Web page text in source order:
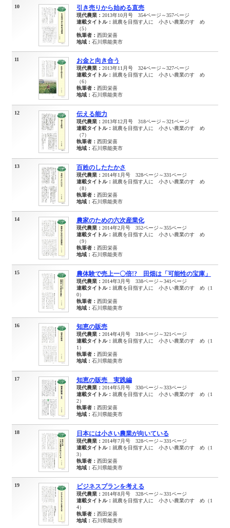
10 引き売りから始める直売
現代農業： 2013年10月号 354ページ～357ページ
連載タイトル： 就農を目指す人に 小さい農業のすゝめ
（5）
執筆者： 西田栄喜
地域： 石川県能美市
11 お金と向き合う
現代農業： 2013年11月号 324ページ～327ページ
連載タイトル： 就農を目指す人に 小さい農業のすゝめ
（6）
執筆者： 西田栄喜
地域： 石川県能美市
12 伝える能力
現代農業： 2013年12月号 318ページ～321ページ
連載タイトル： 就農を目指す人に 小さい農業のすゝめ
（7）
執筆者： 西田栄喜
地域： 石川県能美市
13 百姓のしたたかさ
現代農業： 2014年1月号 328ページ～331ページ
連載タイトル： 就農を目指す人に 小さい農業のすゝめ
（8）
執筆者： 西田栄喜
地域： 石川県能美市
14 農家のための六次産業化
現代農業： 2014年2月号 352ページ～355ページ
連載タイトル： 就農を目指す人に 小さい農業のすゝめ
（9）
執筆者： 西田栄喜
地域： 石川県能美市
15 農体験で売上一〇倍!? 田畑は「可能性の宝庫」
現代農業： 2014年3月号 338ページ～341ページ
連載タイトル： 就農を目指す人に 小さい農業のすゝめ（1
0）
執筆者： 西田栄喜
地域： 石川県能美市
16 知恵の販売
現代農業： 2014年4月号 318ページ～321ページ
連載タイトル： 就農を目指す人に 小さい農業のすゝめ（1
1）
執筆者： 西田栄喜
地域： 石川県能美市
17 知恵の販売 実践編
現代農業： 2014年5月号 330ページ～333ページ
連載タイトル： 就農を目指す人に 小さい農業のすゝめ（1
2）
執筆者： 西田栄喜
地域： 石川県能美市
18 日本には小さい農業が向いている
現代農業： 2014年7月号 328ページ～331ページ
連載タイトル： 就農を目指す人に 小さい農業のすゝめ（1
3）
執筆者： 西田栄喜
地域： 石川県能美市
19 ビジネスプランを考える
現代農業： 2014年8月号 328ページ～331ページ
連載タイトル： 就農を目指す人に 小さい農業のすゝめ（1
4）
執筆者： 西田栄喜
地域： 石川県能美市